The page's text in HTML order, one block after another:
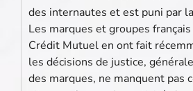
des internautes et est puni par
Les marques et groupes
Crédit Mutuel en ont fait
les décisions de justice,
des marques, ne manquent pas